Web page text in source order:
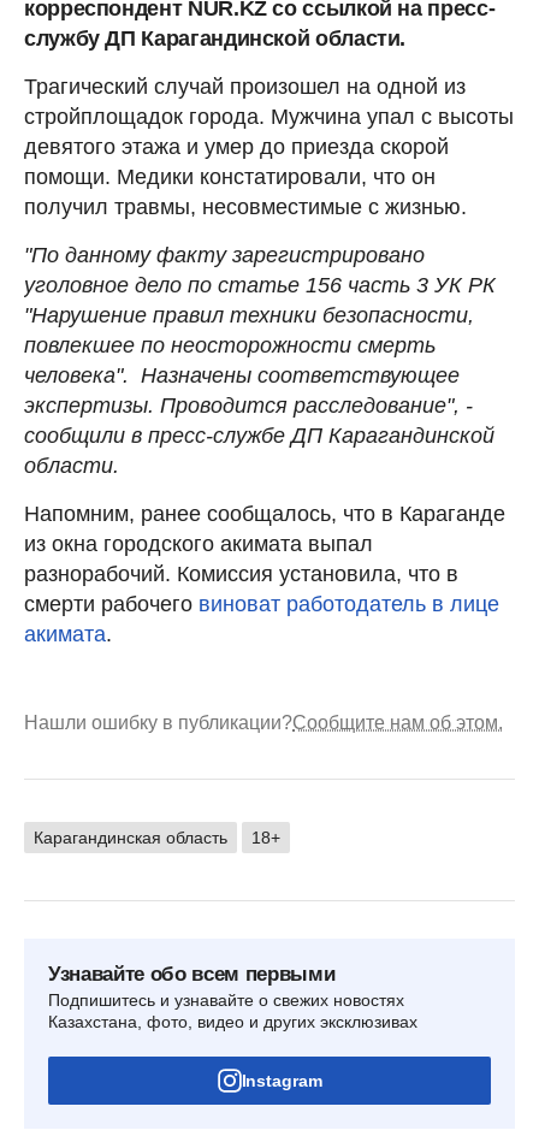
корреспондент NUR.KZ со ссылкой на пресс-
службу ДП Карагандинской области.
Трагический случай произошел на одной из
стройплощадок города. Мужчина упал с высоты
девятого этажа и умер до приезда скорой
помощи. Медики констатировали, что он
получил травмы, несовместимые с жизнью.
"По данному факту зарегистрировано
уголовное дело по статье 156 часть 3 УК РК
"Нарушение правил техники безопасности,
повлекшее по неосторожности смерть
человека". Назначены соответствующее
экспертизы. Проводится расследование", -
сообщили в пресс-службе ДП Карагандинской
области.
Напомним, ранее сообщалось, что в Караганде
из окна городского акимата выпал
разнорабочий. Комиссия установила, что в
смерти рабочего виноват работодатель в лице
акимата.
Нашли ошибку в публикации?Сообщите нам об этом.
Карагандинская область 18+
Узнавайте обо всем первыми
Подпишитесь и узнавайте о свежих новостях
Казахстана, фото, видео и других эксклюзивах
Instagram